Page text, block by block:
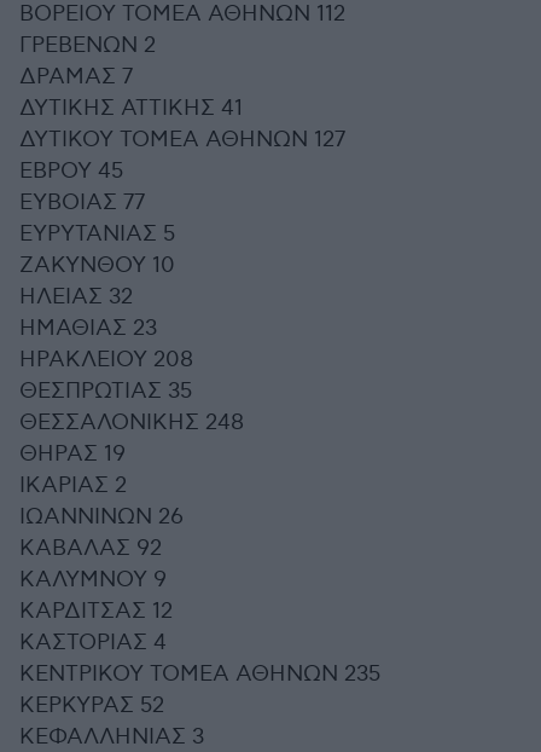
ΒΟΡΕΙΟΥ ΤΟΜΕΑ ΑΘΗΝΩΝ 112
ΓΡΕΒΕΝΩΝ 2
ΔΡΑΜΑΣ 7
ΔΥΤΙΚΗΣ ΑΤΤΙΚΗΣ 41
ΔΥΤΙΚΟΥ ΤΟΜΕΑ ΑΘΗΝΩΝ 127
ΕΒΡΟΥ 45
ΕΥΒΟΙΑΣ 77
ΕΥΡΥΤΑΝΙΑΣ 5
ΖΑΚΥΝΘΟΥ 10
ΗΛΕΙΑΣ 32
ΗΜΑΘΙΑΣ 23
ΗΡΑΚΛΕΙΟΥ 208
ΘΕΣΠΡΩΤΙΑΣ 35
ΘΕΣΣΑΛΟΝΙΚΗΣ 248
ΘΗΡΑΣ 19
ΙΚΑΡΙΑΣ 2
ΙΩΑΝΝΙΝΩΝ 26
ΚΑΒΑΛΑΣ 92
ΚΑΛΥΜΝΟΥ 9
ΚΑΡΔΙΤΣΑΣ 12
ΚΑΣΤΟΡΙΑΣ 4
ΚΕΝΤΡΙΚΟΥ ΤΟΜΕΑ ΑΘΗΝΩΝ 235
ΚΕΡΚΥΡΑΣ 52
ΚΕΦΑΛΛΗΝΙΑΣ 3